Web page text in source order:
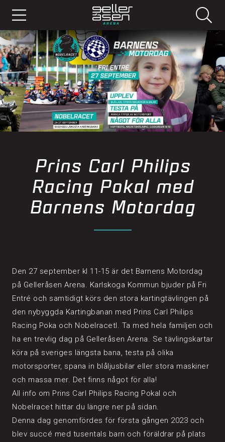
Prins Carl Philips
Racing Pokal med
Barnens Motordag
Den 27 september kl 11-15 är det Barnens Motordag
på Gelleråsen Arena. Karlskoga Kommun bjuder på Fri
Entré och samtidigt körs den stora kartingtävlingen på
den nybyggda Kartingbanan med Prins Carl Philips
Racing Poka och Nobelracetl. Ta med hela familjen och
ha en trevlig dag på Gelleråsen Arena. Se tävlingskartar
köra på sveriges längsta bana, testa på olika
motorsporter, spana in blåljusbilar eller stora maskiner
och massa mer. Det finns något för alla!
All info om Prins Carl Philips Racing Pokal och
Nobelracet hittar du längre ner på sidan.
Denna dag genomfördes för första gången 2023 och
blev succé med tusentals barn och föräldrar på plats